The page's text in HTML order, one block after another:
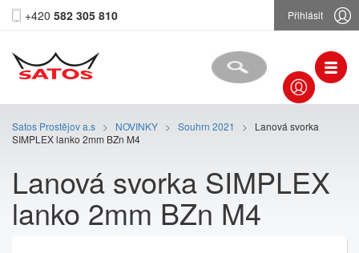
+420 582 305 810 Přihlásit
Satos Prostějov a.s > NOVINKY > Souhrn 2021 >
Lanová svorka
SIMPLEX lanko 2mm BZn M4
Lanová svorka SIMPLEX
lanko 2mm BZn M4